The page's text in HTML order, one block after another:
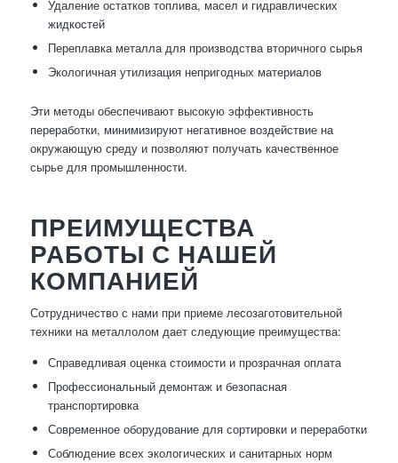
Удаление остатков топлива, масел и гидравлических
жидкостей
Переплавка металла для производства вторичного сырья
Экологичная утилизация непригодных материалов
Эти методы обеспечивают высокую эффективность
переработки, минимизируют негативное воздействие на
окружающую среду и позволяют получать качественное
сырье для промышленности.
ПРЕИМУЩЕСТВА
РАБОТЫ С НАШЕЙ
КОМПАНИЕЙ
Сотрудничество с нами при приеме лесозаготовительной
техники на металлолом дает следующие преимущества:
Справедливая оценка стоимости и прозрачная оплата
Профессиональный демонтаж и безопасная
транспортировка
Современное оборудование для сортировки и переработки
Соблюдение всех экологических и санитарных норм